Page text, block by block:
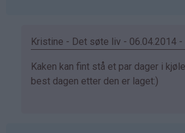
Kristine - Det søte liv - 06.04.2014 -
Som
svar
Kaken kan fint stå et par dager i
best dagen etter den er laget:)